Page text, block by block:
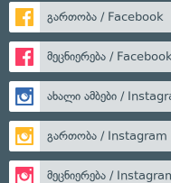
გართობა / Facebook
მეცნიერება / Facebook
ახალი ამბები /
გართობა / Instagram
მეცნიერება /